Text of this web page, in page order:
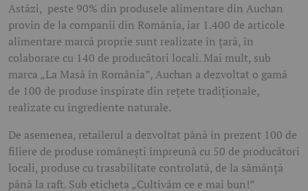
Astăzi, peste 90% din produsele alimentare din Auchan
provin de la companii din România, iar 1.400 de articole
alimentare marcă proprie sunt realizate în țară, în
colaborare cu 140 de producători locali. Mai mult, sub
marca „La Masă în România”, Auchan a dezvoltat o gamă
de 100 de produse inspirate din rețete tradiționale,
realizate cu ingrediente naturale.
De asemenea, retailerul a dezvoltat până în prezent 100 de
filiere de produse românești împreună cu 50 de producători
locali, produse cu trasabilitate controlată, de la sămânță
până la raft. Sub eticheta „Cultivăm ce e mai bun!”